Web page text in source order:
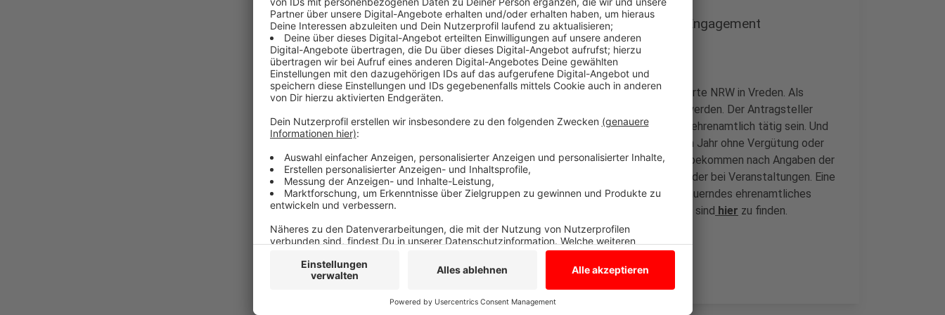
Vergünstigungen als Dankeschön für ehrenamtliches Engagement
Anzeige
Einführung der Ehrenamtskarte sowie der Jubiläums-Ehrenamtskarte NRW in Vreden. Als
Anerkennung ihrer Arbeit können die Karten ab sofort beantragt werden. Der Antragsteller
muss mindestens 16 Jahre alt sein und seit mindestens 2 Jahren ehrenamtlich tätig sein. Und
zwar mindestens fünf Stunden in der Woche oder 250 Stunden im Jahr ohne Vergütung oder
pauschale Aufwandsentschädigung. Inhaber der Ehrenamtskarte bekommen nach Angaben der
Stadt Vreden z.B. Rabatt im Frei- und Hallenbad, in der Bücherei oder bei Veranstaltungen. Eine
unbefristete Jubiläums-Ehrenamtskarte gibt es für 25 Jahre andauerndes ehrenamtliches
Engagement. Weitere Infos gibt es
und alle Vergünstigungen sind hier zu finden.
Anzeige